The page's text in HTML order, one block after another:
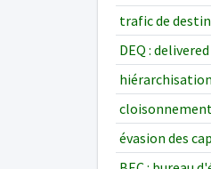
trafic de
DEQ :
évasion des